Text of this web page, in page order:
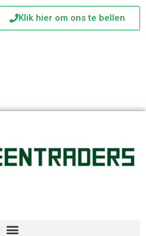
Klik hier om ons te bellen